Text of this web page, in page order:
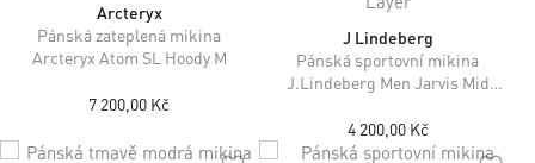
Arcteryx
Pánská zateplená mikina
Arcteryx Atom SL Hoody M
7 200,00 Kč
J Lindeberg
Pánská sportovní mikina
J.Lindeberg Men Jarvis Mid
4 200,00 Kč